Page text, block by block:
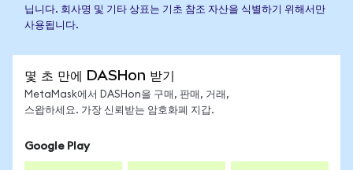
닙니다. 회사명 및 기타 상표는 기초 참조 자산을 식별하기 위해서만
사용됩니다.
몇 초 만에 DASHon 받기
MetaMask에서 DASHon을 구매, 판매, 거래,
스왑하세요. 가장 신뢰받는 암호화폐 지갑.
Google Play